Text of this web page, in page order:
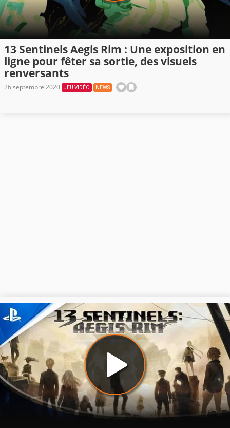
13 Sentinels Aegis Rim : Une exposition en
ligne pour fêter sa sortie, des visuels
renversants
26 septembre 2020 JEU VIDÉO NEWS